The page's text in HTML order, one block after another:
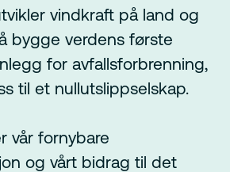
vindkraft på land og
bygge verdens første
for avfallsforbrenning,
til et nullutslippselskap.
vår fornybare
og vårt bidrag til det